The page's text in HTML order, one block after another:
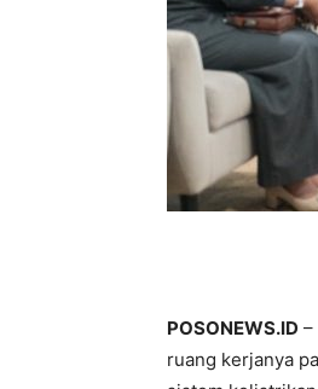
POSONEWS.ID –
ruang kerjanya